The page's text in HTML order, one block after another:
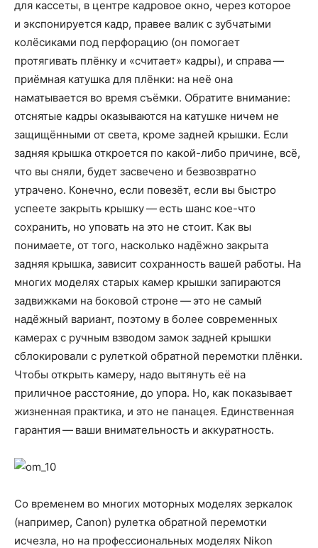
для кассеты, в центре кадровое окно, через которое
и экспонируется кадр, правее валик с зубчатыми
колёсиками под перфорацию (он помогает
протягивать плёнку и «считает» кадры), и справа —
приёмная катушка для плёнки: на неё она
наматывается во время съёмки. Обратите внимание:
отснятые кадры оказываются на катушке ничем не
защищёнными от света, кроме задней крышки. Если
задняя крышка откроется по какой-либо причине, всё,
что вы сняли, будет засвечено и безвозвратно
утрачено. Конечно, если повезёт, если вы быстро
успеете закрыть крышку — есть шанс кое-что
сохранить, но уповать на это не стоит. Как вы
понимаете, от того, насколько надёжно закрыта
задняя крышка, зависит сохранность вашей работы. На
многих моделях старых камер крышки запираются
задвижками на боковой строне — это не самый
надёжный вариант, поэтому в более современных
камерах с ручным взводом замок задней крышки
сблокировали с рулеткой обратной перемотки плёнки.
Чтобы открыть камеру, надо вытянуть её на
приличное расстояние, до упора. Но, как показывает
жизненная практика, и это не панацея. Единственная
гарантия — ваши внимательность и аккуратность.
Со временем во многих моторных моделях зеркалок
(например, Canon) рулетка обратной перемотки
исчезла, но на профессиональных моделях Nikon